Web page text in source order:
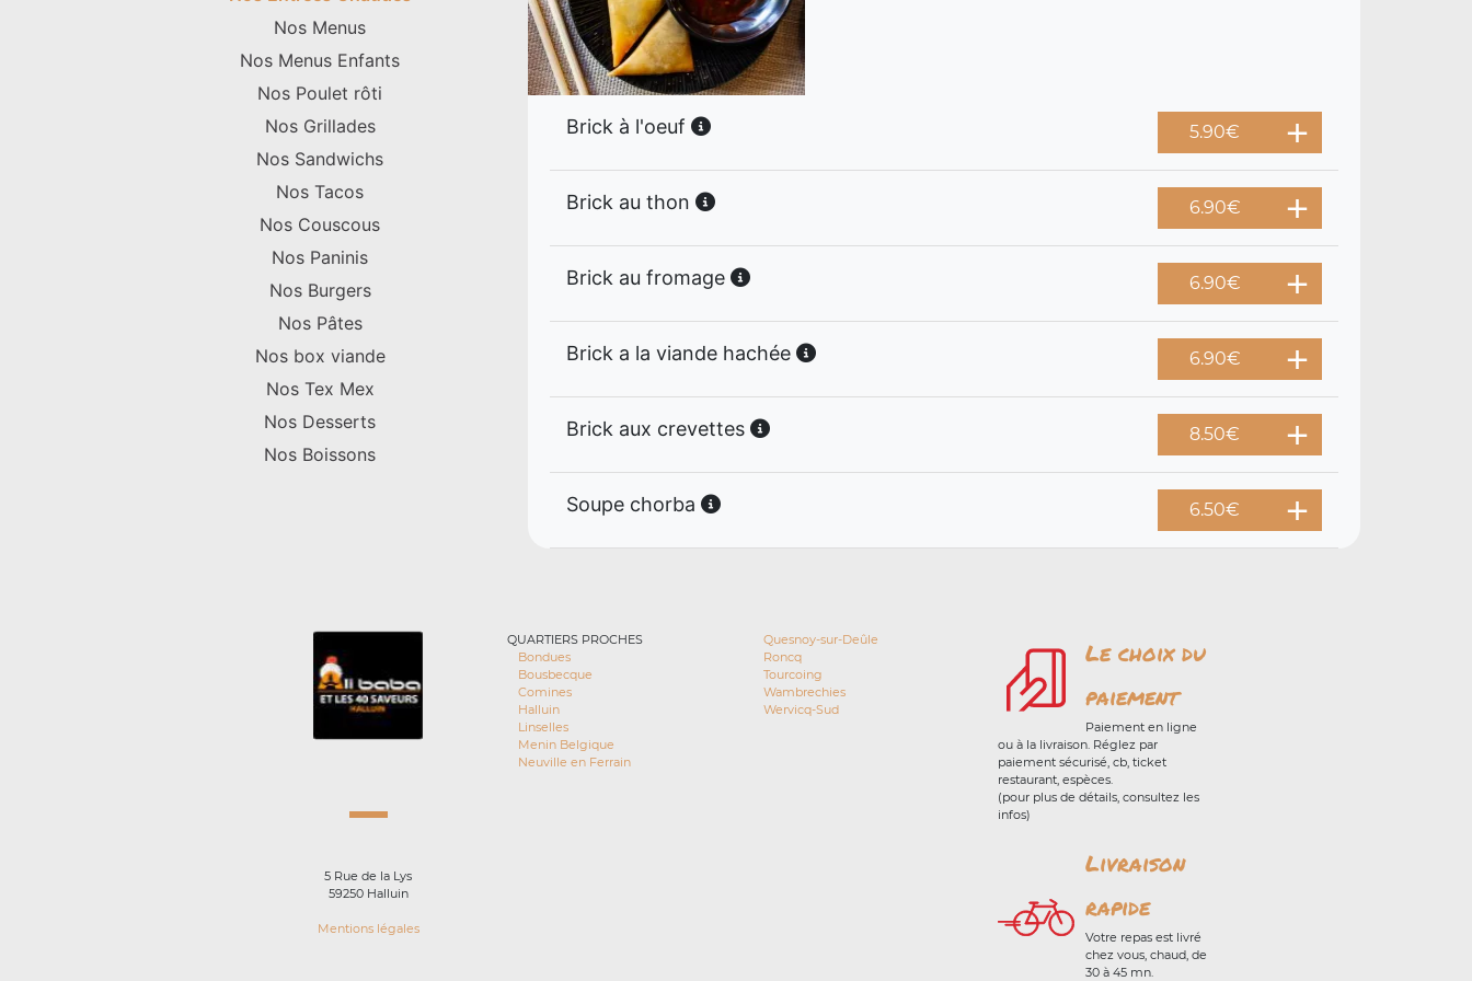
Nos Menus
Nos Menus Enfants
Nos Poulet rôti
Nos Grillades
Nos Sandwichs
Nos Tacos
Nos Couscous
Nos Paninis
Nos Burgers
Nos Pâtes
Nos box viande
Nos Tex Mex
Nos Desserts
Nos Boissons
Brick à l'oeuf 5.90€
Brick au thon 6.90€
Brick au fromage 6.90€
Brick a la viande hachée 6.90€
Brick aux crevettes 8.50€
Soupe chorba 6.50€
5 Rue de la Lys
59250 Halluin
Mentions légales
QUARTIERS PROCHES
Bondues
Bousbecque
Comines
Halluin
Linselles
Menin Belgique
Neuville en Ferrain
Quesnoy-sur-Deûle
Roncq
Tourcoing
Wambrechies
Wervicq-Sud
Le choix du
paiement
Paiement en ligne
ou à la livraison. Réglez par
paiement sécurisé, cb, ticket
restaurant, espèces.
(pour plus de détails, consultez les
infos)
Livraison
rapide
Votre repas est livré
chez vous, chaud, de
30 à 45 mn.